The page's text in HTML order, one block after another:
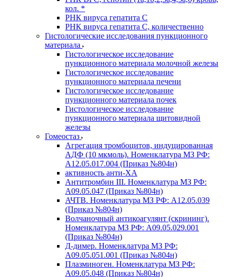
кол. *
РНК вируса гепатита C
РНК вируса гепатита C, количественно
Гистологические исследования пункционного
материала
Гистологическое исследование
пункционного материала молочной железы
Гистологическое исследование
пункционного материала печени
Гистологическое исследование
пункционного материала почек
Гистологическое исследование
пункционного материала щитовидной
железы
Гомеостаз
Агрегация тромбоцитов, индуцированная
АДФ (10 мкмоль). Номенклатура МЗ РФ:
A12.05.017.004 (Приказ №804н)
активность анти-ХА
Антитромбин III. Номенклатура МЗ РФ:
A09.05.047 (Приказ №804н)
АЧТВ. Номенклатура МЗ РФ: A12.05.039
(Приказ №804н)
Волчаночный антикоагулянт (скрининг).
Номенклатура МЗ РФ: A09.05.029.001
(Приказ №804н)
Д-димер. Номенклатура МЗ РФ:
A09.05.051.001 (Приказ №804н)
Плазминоген. Номенклатура МЗ РФ:
A09.05.048 (Приказ №804н)